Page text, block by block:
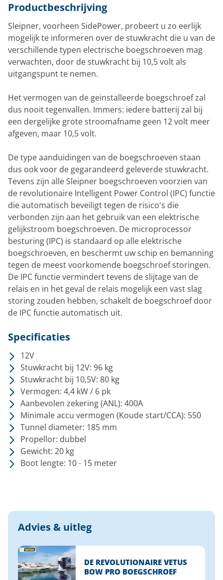
Productbeschrijving
Sleipner, voorheen SidePower, probeert u zo eerlijk
mogelijk te informeren over de stuwkracht die u van de
verschillende typen electrische boegschroeven mag
verwachten, door de stuwkracht bij 10,5 volt als
uitgangspunt te nemen.
Het vermogen van de geinstalleerde boegschroef zal
dus nooit tegenvallen. Immers: iedere batterij zal bij
een dergelijke grote stroomafname geen 12 volt meer
afgeven, maar 10,5 volt.
De type aanduidingen van de boegschroeven staan
dus ook voor de gegarandeerd geleverde stuwkracht.
Tevens zijn alle Sleipner boegschroeven voorzien van
de revolutionaire Intelligent Power Control (IPC) functie
die automatisch beveiligt tegen de risico's die
verbonden zijn aan het gebruik van een elektrische
gelijkstroom boegschroeven. De microprocessor
besturing (IPC) is standaard op alle elektrische
boegschroeven, en beschermt uw schip en bemanning
tegen de meest voorkomende boegschroef storingen.
De IPC functie vermindert tevens de slijtage van de
relais en in het geval de relais mogelijk een vast slag
storing zouden hebben, schakelt de boegschroef door
de IPC functie automatisch uit.
Specificaties
12V
Stuwkracht bij 12V: 96 kg
Stuwkracht bij 10,5V: 80 kg
Vermogen: 4,4 kW / 6 pk
Aanbevolen zekering (ANL): 400A
Minimale accu vermogen (Koude start/CCA): 550
Tunnel diameter: 185 mm
Propellor: dubbel
Gewicht: 20 kg
Boot lengte: 10 - 15 meter
Advies & uitleg
DE REVOLUTIONAIRE VETUS
BOW PRO BOEGSCHROEF